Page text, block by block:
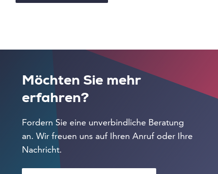
Möchten Sie mehr
erfahren?
Fordern Sie eine unverbindliche Beratung
an. Wir freuen uns auf Ihren Anruf oder Ihre
Nachricht.